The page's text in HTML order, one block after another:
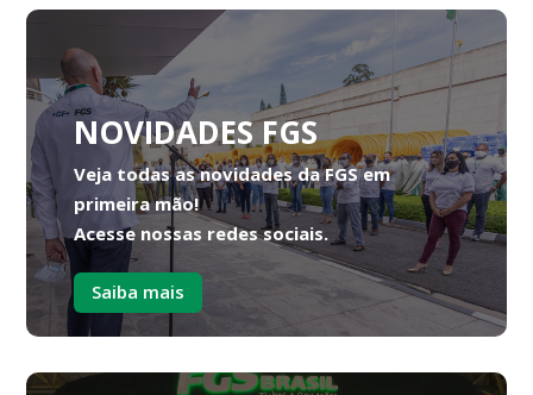
NOVIDADES FGS
Veja todas as novidades da FGS em
primeira mão!
Acesse nossas redes sociais.
Saiba mais